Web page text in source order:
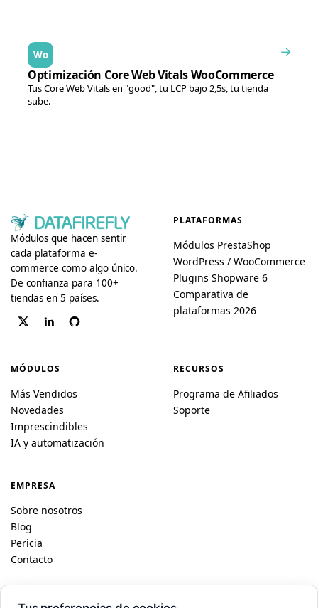
Wo
Optimización Core Web Vitals WooCommerce
Tus Core Web Vitals en "good", tu LCP bajo 2,5s, tu tienda
sube.
→
Módulos que hacen sentir
cada plataforma e-
commerce como algo único.
De confianza para 100+
tiendas en 5 países.
PLATAFORMAS
Módulos PrestaShop
WordPress / WooCommerce
Plugins Shopware 6
Comparativa de
plataformas 2026
MÓDULOS
Más Vendidos
Novedades
Imprescindibles
IA y automatización
RECURSOS
Programa de Afiliados
Soporte
EMPRESA
Sobre nosotros
Blog
Pericia
Contacto